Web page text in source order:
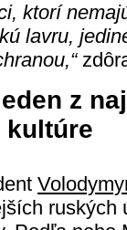
ktorí
lavru,
z
kultúre